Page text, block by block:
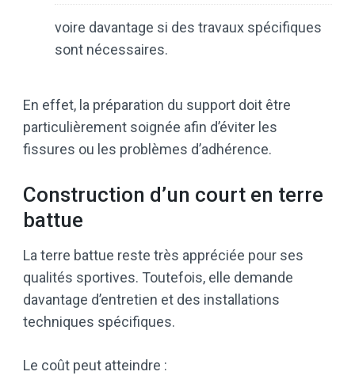
voire davantage si des travaux spécifiques
sont nécessaires.
En effet, la préparation du support doit être
particulièrement soignée afin d’éviter les
fissures ou les problèmes d’adhérence.
Construction d’un court en terre
battue
La terre battue reste très appréciée pour ses
qualités sportives. Toutefois, elle demande
davantage d’entretien et des installations
techniques spécifiques.
Le coût peut atteindre :